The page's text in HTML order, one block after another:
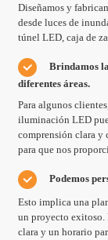
Diseñamos y
desde luces de
túnel LED, caja de
luces de panel LED
Brindamos
diferentes áreas.
Para algunos
iluminación LED
comprensión clara y
para que nos
Podemos
Esto implica una
un proyecto exitoso.
clara y un horario